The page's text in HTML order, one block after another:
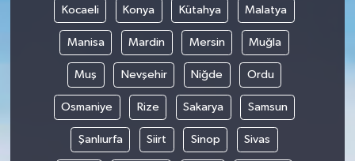
Kocaeli Konya Kütahya Malatya
Manisa Mardin Mersin Muğla
Muş Nevşehir Niğde Ordu
Osmaniye Rize Sakarya Samsun
Şanlıurfa Siirt Sinop Sivas